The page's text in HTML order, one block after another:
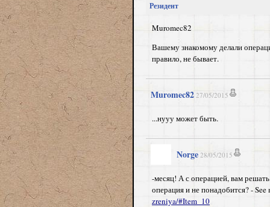
Резидент
Muromec82
Вашему знакомому делали
правило, не бывает.
Muromec82 27/05/2015
...нууу может быть.
Norge 28/05/2015
-месяц! А с операцией, вам
операция и не понадобится? -
zreniya/#Item_10